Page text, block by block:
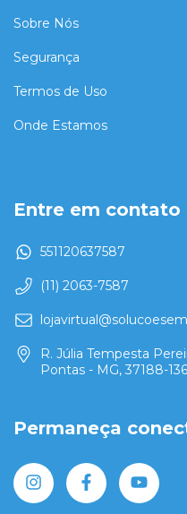
Sobre Nós
Segurança
Termos de Uso
Onde Estamos
Entre em contato
551120637587
(11) 2063-7587
R. Júlia Tempesta
Pontas - MG, 37188-136
Permaneça